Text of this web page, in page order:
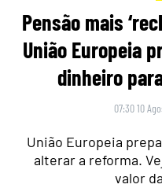
Pensão mais
União Europeia
dinheiro
07:30 10
União Europeia
alterar a reforma.
valor